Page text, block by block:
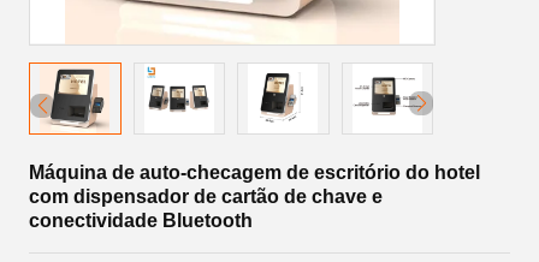
Máquina de auto-checagem de escritório do hotel
com dispensador de cartão de chave e
conectividade Bluetooth